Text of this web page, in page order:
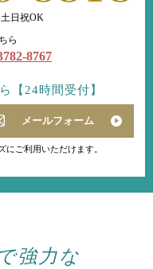
日祝OK
ら
8767
【24時間受付】
メールフォーム
ご利用いただけます。
強力な